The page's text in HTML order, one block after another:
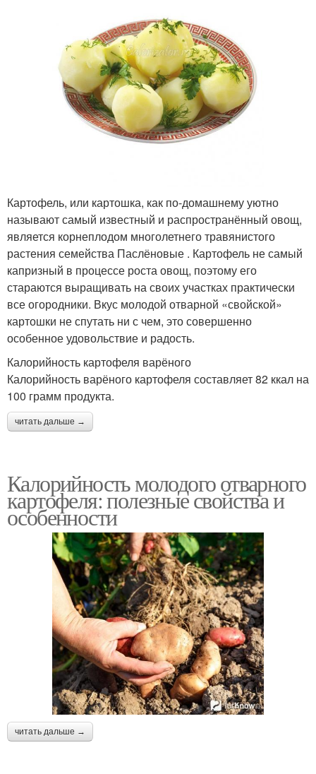
Картофель, или картошка, как по-домашнему уютно
называют самый известный и распространённый овощ,
является корнеплодом многолетнего травянистого
растения семейства Паслёновые . Картофель не самый
капризный в процессе роста овощ, поэтому его
стараются выращивать на своих участках практически
все огородники. Вкус молодой отварной «свойской»
картошки не спутать ни с чем, это совершенно
особенное удовольствие и радость.
Калорийность картофеля варёного
Калорийность варёного картофеля составляет 82 ккал на
100 грамм продукта.
читать дальше →
Калорийность молодого отварного
картофеля: полезные свойства и
особенности
читать дальше →